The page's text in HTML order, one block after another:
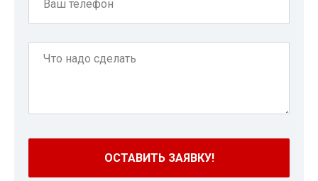
ОСТАВИТЬ ЗАЯВКУ!